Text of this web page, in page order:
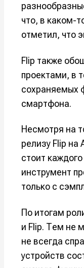
что, в каком-
отметил, что
Flip также
проектами, в
сохраняемых
смартфона.
Несмотря на
релизу Flip на
стоит
инструмент
только с
По итогам
и Flip. Тем не
не всегда
устройств